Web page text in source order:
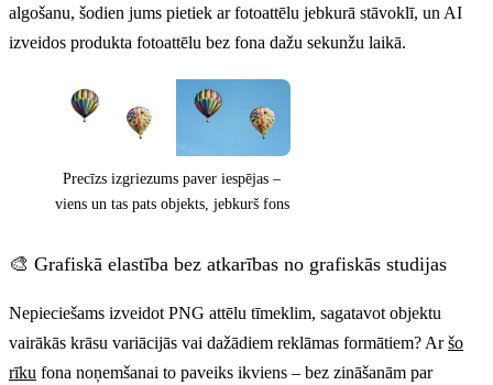
algošanu, šodien jums pietiek ar fotoattēlu jebkurā stāvoklī, un AI
izveidos produkta fotoattēlu bez fona dažu sekunžu laikā.
Precīzs izgriezums paver iespējas –
viens un tas pats objekts, jebkurš fons
🎨 Grafiskā elastība bez atkarības no grafiskās studijas
Nepieciešams izveidot PNG attēlu tīmeklim, sagatavot objektu
vairākās krāsu variācijās vai dažādiem reklāmas formātiem? Aršo
rīku fona noņemšanai to paveiks ikviens – bez zināšanām par